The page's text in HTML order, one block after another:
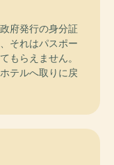
府発行の身分証
それはパスポー
もらえません。
テルへ取りに戻